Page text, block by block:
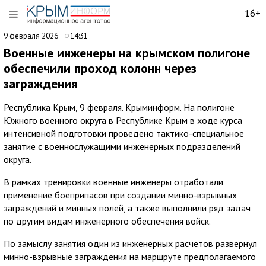
16+
9 февраля 2026 14:31
Военные инженеры на крымском полигоне
обеспечили проход колонн через
заграждения
Республика Крым, 9 февраля. Крыминформ. На полигоне
Южного военного округа в Республике Крым в ходе курса
интенсивной подготовки проведено тактико-специальное
занятие с военнослужащими инженерных подразделений
округа.
В рамках тренировки военные инженеры отработали
применение боеприпасов при создании минно-взрывных
заграждений и минных полей, а также выполнили ряд задач
по другим видам инженерного обеспечения войск.
По замыслу занятия один из инженерных расчетов развернул
минно-взрывные заграждения на маршруте предполагаемого